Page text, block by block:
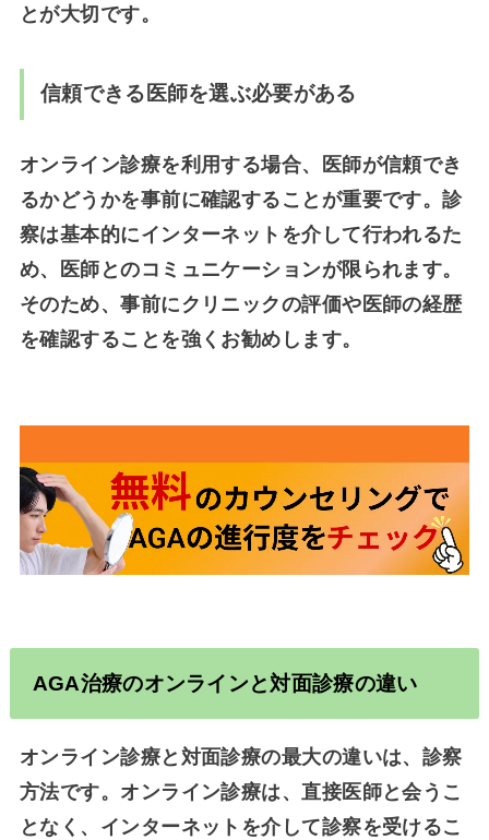
とが大切です。
信頼できる医師を選ぶ必要がある
オンライン診療を利用する場合、医師が信頼でき
るかどうかを事前に確認することが重要です。診
察は基本的にインターネットを介して行われるた
め、医師とのコミュニケーションが限られます。
そのため、事前にクリニックの評価や医師の経歴
を確認することを強くお勧めします。
AGA治療のオンラインと対面診療の違い
オンライン診療と対面診療の最大の違いは、診察
方法です。オンライン診療は、直接医師と会うこ
となく、インターネットを介して診察を受けるこ